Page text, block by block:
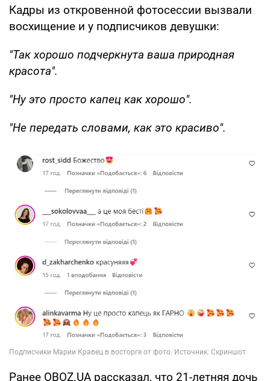
Кадры из откровенной фотосессии вызвали
восхищение и у подписчиков девушки:
"Так хорошо подчеркнута ваша природная
красота".
"Ну это просто капец как хорошо".
"Не передать словами, как это красиво".
Ранее OBOZ.UA рассказал, что 21-летняя дочь